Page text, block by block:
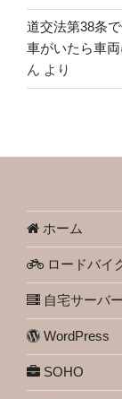
道交法第38条
車がいたら車
ん より
ホーム
ロードバイ
自宅サーバー
WordPress
SOHO